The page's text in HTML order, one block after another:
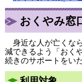
おくやみ窓
身近な人が亡くな
減できるよう「おく
続きのサポートをい